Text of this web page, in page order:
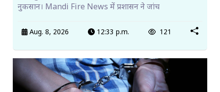
नुकसान। Mandi Fire News में प्रशासन ने जांच
Aug. 8, 2026 12:33 p.m. 121